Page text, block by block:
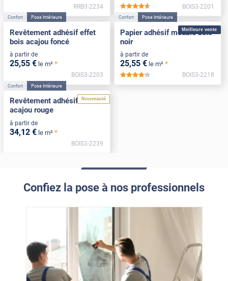
RRB3-2234
*****
BOIS3-2201
Confort Pose Intérieure
Revêtement adhésif effet
bois acajou foncé
à partir de
25,55 € le m² *
BOIS3-2203
Meilleure vente
Confort Pose Intérieure
Papier adhésif meuble bois
noir
à partir de
25,55 € le m² *
*****
BOIS3-2218
Nouveauté
Confort Pose Intérieure
Revêtement adhésif bois
acajou rouge
à partir de
34,12 € le m² *
BOIS3-2239
Confiez la pose à nos professionnels